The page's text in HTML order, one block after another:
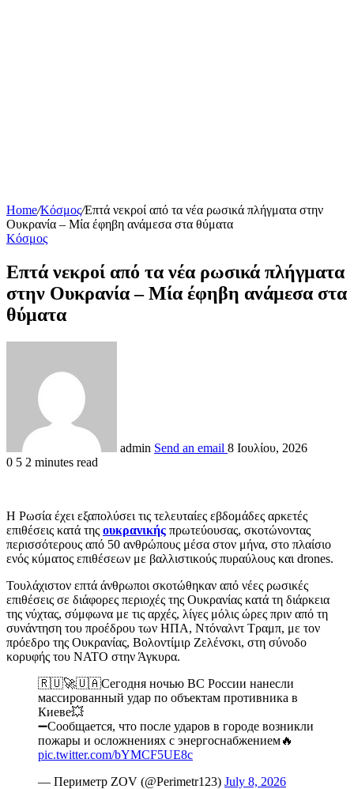
Home/Κόσμος/Επτά νεκροί από τα νέα ρωσικά πλήγματα στην
Ουκρανία – Μία έφηβη ανάμεσα στα θύματα
Κόσμος
Επτά νεκροί από τα νέα ρωσικά πλήγματα
στην Ουκρανία – Μία έφηβη ανάμεσα στα
θύματα
admin Send an email 8 Ιουλίου, 2026
0 5 2 minutes read
Η Ρωσία έχει εξαπολύσει τις τελευταίες εβδομάδες αρκετές
επιθέσεις κατά της ουκρανικής πρωτεύουσας, σκοτώνοντας
περισσότερους από 50 ανθρώπους μέσα στον μήνα, στο πλαίσιο
ενός κύματος επιθέσεων με βαλλιστικούς πυραύλους και drones.
Τουλάχιστον επτά άνθρωποι σκοτώθηκαν από νέες ρωσικές
επιθέσεις σε διάφορες περιοχές της Ουκρανίας κατά τη διάρκεια
της νύχτας, σύμφωνα με τις αρχές, λίγες μόλις ώρες πριν από τη
συνάντηση του προέδρου των ΗΠΑ, Ντόναλντ Τραμπ, με τον
πρόεδρο της Ουκρανίας, Βολοντίμιρ Ζελένσκι, στη σύνοδο
κορυφής του ΝΑΤΟ στην Άγκυρα.
🇷🇺🚀🇺🇦Сегодня ночью ВС России нанесли
массированный удар по объектам противника в
Киеве💥
➖Сообщается, что после ударов в городе возникли
пожары и осложнениях с энергоснабжением🔥
pic.twitter.com/bYMCF5UE8c
— Периметр ZOV (@Perimetr123) July 8, 2026